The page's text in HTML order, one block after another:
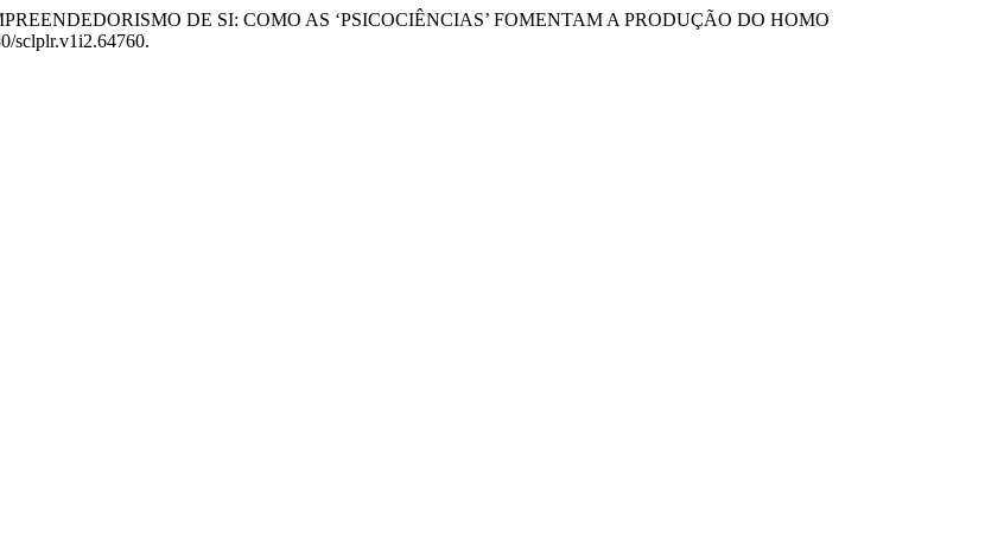
DE SI: COMO AS ‘PSICOCIÊNCIAS’ FOMENTAM A PRODUÇÃO DO HOMO
sclplr.v1i2.64760.